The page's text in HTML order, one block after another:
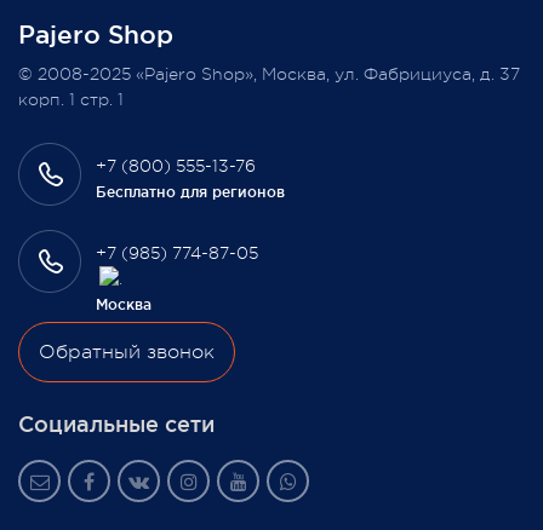
Всегда Ваш, Pajero Shop
3 февраля 2022
Pajero Shop
+7 (800) 555-13-76
Бесплатно для регионов
+7 (985) 774-87-05
Москва
Обратный звонок
Социальные сети
© 2008-2025 «Pajero Shop», Москва, ул. Фабрициуса, д. 37
корп. 1 стр. 1